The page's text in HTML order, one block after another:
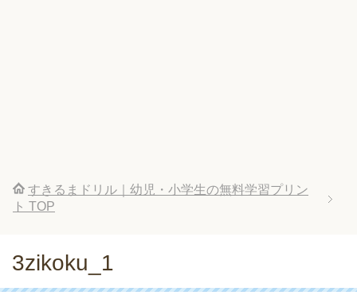
すきるまドリル｜幼児・小学生の無料学習プリン
ト TOP
3zikoku_1